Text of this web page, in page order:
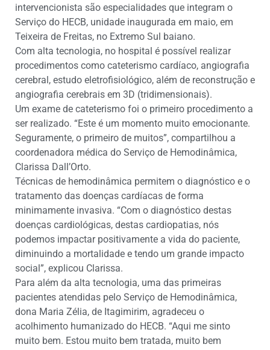
intervencionista são especialidades que integram o
Serviço do HECB, unidade inaugurada em maio, em
Teixeira de Freitas, no Extremo Sul baiano.
Com alta tecnologia, no hospital é possível realizar
procedimentos como cateterismo cardíaco, angiografia
cerebral, estudo eletrofisiológico, além de reconstrução e
angiografia cerebrais em 3D (tridimensionais).
Um exame de cateterismo foi o primeiro procedimento a
ser realizado. “Este é um momento muito emocionante.
Seguramente, o primeiro de muitos”, compartilhou a
coordenadora médica do Serviço de Hemodinâmica,
Clarissa Dall’Orto.
Técnicas de hemodinâmica permitem o diagnóstico e o
tratamento das doenças cardíacas de forma
minimamente invasiva. “Com o diagnóstico destas
doenças cardiológicas, destas cardiopatias, nós
podemos impactar positivamente a vida do paciente,
diminuindo a mortalidade e tendo um grande impacto
social”, explicou Clarissa.
Para além da alta tecnologia, uma das primeiras
pacientes atendidas pelo Serviço de Hemodinâmica,
dona Maria Zélia, de Itagimirim, agradeceu o
acolhimento humanizado do HECB. “Aqui me sinto
muito bem. Estou muito bem tratada, muito bem